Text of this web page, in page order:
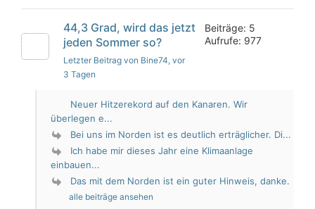
44,3 Grad, wird das jetzt
jeden Sommer so?
Letzter Beitrag von Bine74, vor
3 Tagen
Beiträge: 5
Aufrufe: 977
Neuer Hitzerekord auf den Kanaren. Wir
überlegen e...
Bei uns im Norden ist es deutlich erträglicher. Di...
Ich habe mir dieses Jahr eine Klimaanlage
einbauen...
Das mit dem Norden ist ein guter Hinweis, danke.
alle beiträge ansehen